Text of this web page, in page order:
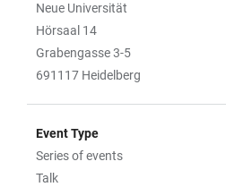
Neue Universität
Hörsaal 14
Grabengasse 3-5
691117 Heidelberg
Event Type
Series of events
Talk